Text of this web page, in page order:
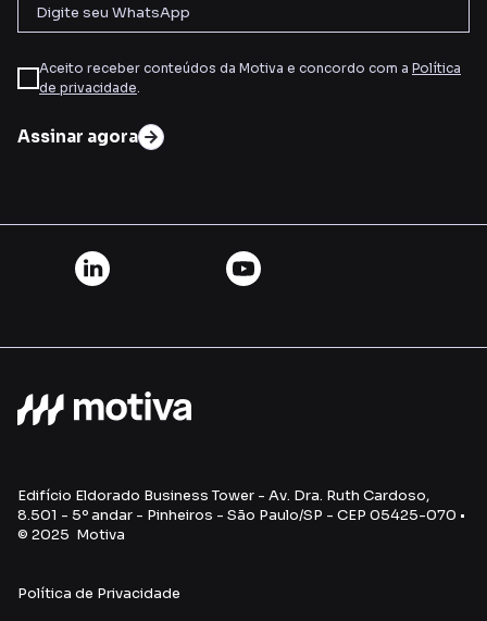
Aceito receber conteúdos da Motiva e concordo com a Política
de privacidade
Assinar agora
Edifício Eldorado Business Tower - Av. Dra. Ruth Cardoso,
8.501 - 5º andar - Pinheiros - São Paulo/SP - CEP 05425-070 •
© 2025 Motiva
Política de Privacidade